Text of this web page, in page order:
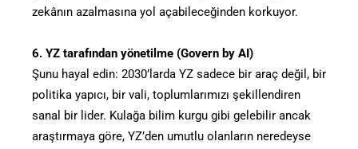
zekânın azalmasına yol açabileceğinden korkuyor.
6. YZ tarafından yönetilme (Govern by AI)
Şunu hayal edin: 2030’larda YZ sadece bir araç değil, bir
politika yapıcı, bir vali, toplumlarımızı şekillendiren
sanal bir lider. Kulağa bilim kurgu gibi gelebilir ancak
araştırmaya göre, YZ’den umutlu olanların neredeyse